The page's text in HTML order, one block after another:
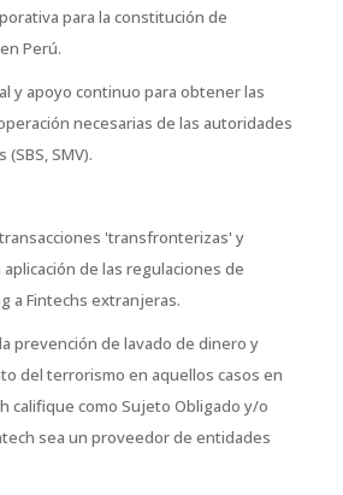
para la constitución de
Perú.
y apoyo continuo para obtener las
necesarias de las autoridades
SMV).
'transfronterizas' y
aplicación de las regulaciones de
a Fintechs extranjeras.
prevención de lavado de dinero y
del terrorismo en aquellos casos en
califique como Sujeto Obligado y/o
sea un proveedor de entidades